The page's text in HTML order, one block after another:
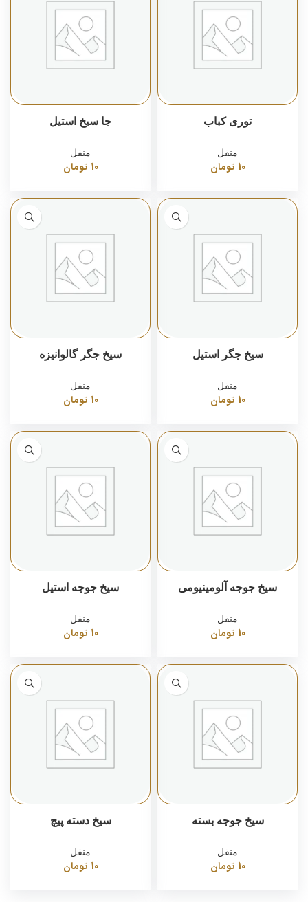
توری کباب
منقل
10 تومان
جا سیخ استیل
منقل
10 تومان
سیخ جگر استیل
منقل
10 تومان
سیخ جگر گالوانیزه
منقل
10 تومان
سیخ جوجه آلومینیومی
منقل
10 تومان
سیخ جوجه استیل
منقل
10 تومان
سیخ جوجه بسته
منقل
10 تومان
سیخ دسته پیچ
منقل
10 تومان